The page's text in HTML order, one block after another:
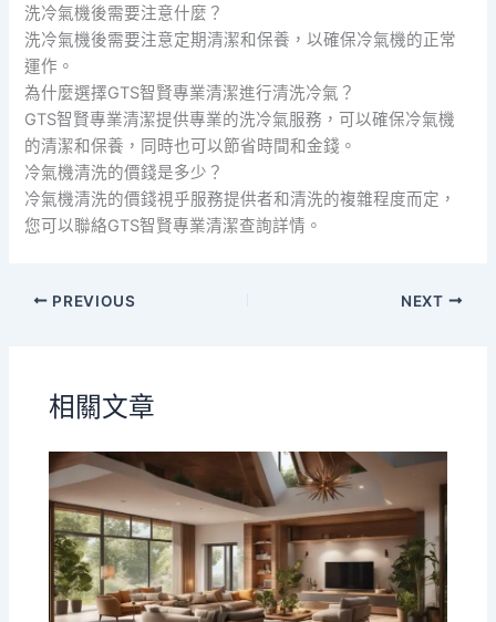
洗冷氣機後需要注意什麼？
洗冷氣機後需要注意定期清潔和保養，以確保冷氣機的正常
運作。
為什麼選擇GTS智賢專業清潔進行清洗冷氣？
GTS智賢專業清潔提供專業的洗冷氣服務，可以確保冷氣機
的清潔和保養，同時也可以節省時間和金錢。
冷氣機清洗的價錢是多少？
冷氣機清洗的價錢視乎服務提供者和清洗的複雜程度而定，
您可以聯絡GTS智賢專業清潔查詢詳情。
PREVIOUS NEXT
相關文章